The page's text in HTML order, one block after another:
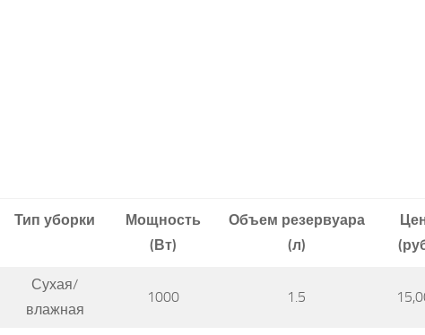
Тип уборки
Мощность
(Вт)
Объем резервуара
(л)
Сухая/
влажная
1000 1.5